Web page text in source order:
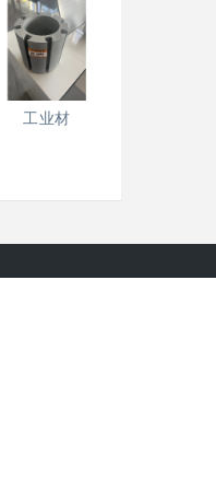
工业材